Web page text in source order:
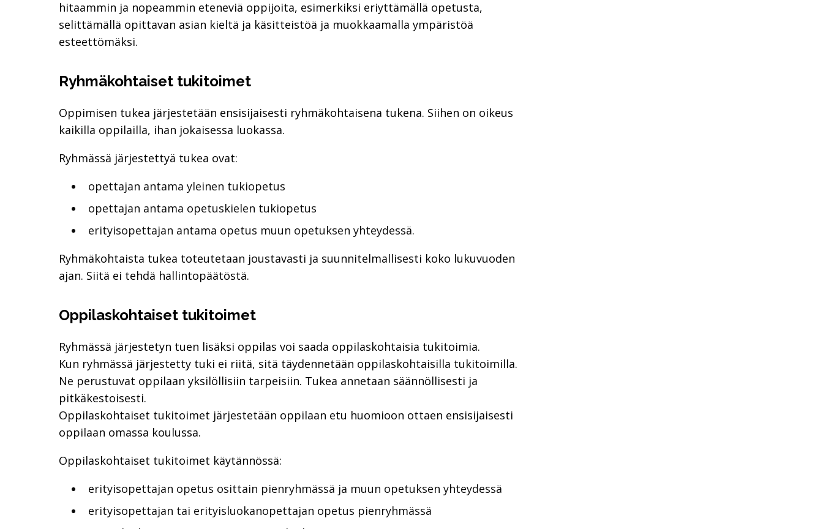
hitaammin ja nopeammin eteneviä oppijoita, esimerkiksi eriyttämällä opetusta,
selittämällä opittavan asian kieltä ja käsitteistöä ja muokkaamalla ympäristöä
esteettömäksi.
Ryhmäkohtaiset tukitoimet
Oppimisen tukea järjestetään ensisijaisesti ryhmäkohtaisena tukena. Siihen on oikeus
kaikilla oppilailla, ihan jokaisessa luokassa.
Ryhmässä järjestettyä tukea ovat:
opettajan antama yleinen tukiopetus
opettajan antama opetuskielen tukiopetus
erityisopettajan antama opetus muun opetuksen yhteydessä.
Ryhmäkohtaista tukea toteutetaan joustavasti ja suunnitelmallisesti koko lukuvuoden
ajan. Siitä ei tehdä hallintopäätöstä.
Oppilaskohtaiset tukitoimet
Ryhmässä järjestetyn tuen lisäksi oppilas voi saada oppilaskohtaisia tukitoimia.
Kun ryhmässä järjestetty tuki ei riitä, sitä täydennetään oppilaskohtaisilla tukitoimilla.
Ne perustuvat oppilaan yksilöllisiin tarpeisiin. Tukea annetaan säännöllisesti ja
pitkäkestoisesti.
Oppilaskohtaiset tukitoimet järjestetään oppilaan etu huomioon ottaen ensisijaisesti
oppilaan omassa koulussa.
Oppilaskohtaiset tukitoimet käytännössä:
erityisopettajan opetus osittain pienryhmässä ja muun opetuksen yhteydessä
erityisopettajan tai erityisluokanopettajan opetus pienryhmässä